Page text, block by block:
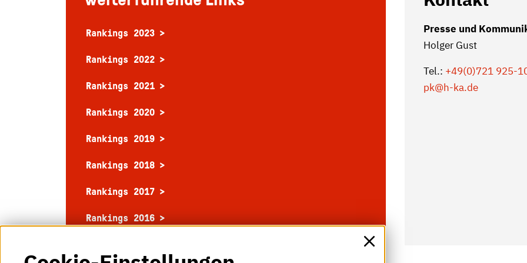
Rankings 2023
Rankings 2022
Rankings 2021
Rankings 2020
Rankings 2019
Rankings 2018
Rankings 2017
Rankings 2016
Presse und
Holger Gust
Tel.: +49(0)721 925-
pk@h-ka.de